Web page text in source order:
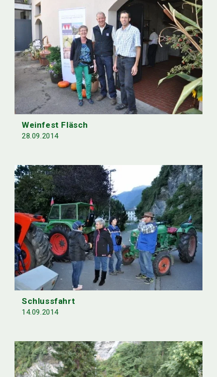
Weinfest Fläsch
28.09.2014
Schlussfahrt
14.09.2014